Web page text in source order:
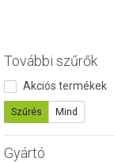
További szűrők
Akciós termékek
Szűrés Mind
Gyártó